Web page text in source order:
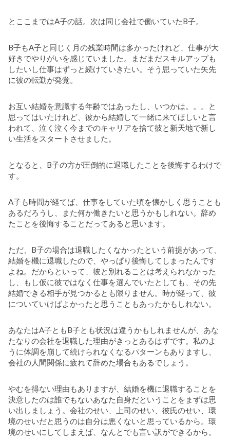
とここまではA子の話。次は同じ会社で働いていたB子。
B子もA子と同じく月の残業時間は多かったけれど、仕事が大
好きでやりがいを感じていました。まだまだスキルアップも
したいし仕事はずっと続けていきたい。そう思っていた矢先
に彼の転勤が発覚。
お互い結婚を意識する年齢ではあったし、いつかは。。。と
思ってはいたけれど、彼から結婚して一緒に来てほしいと言
われて、泣く泣く今までのキャリアを捨て彼と新天地で新し
い生活をスタートさせました。
となると、B子の方が圧倒的に退職したことを後悔するわけで
す。
A子も時間が経てば、仕事をしていた頃を懐かしく思うことも
あるだろうし、また何か働きたいと思うかもしれない。辞め
たことを後悔することだってあると思います。
ただ、B子の場合は退職したくなかったという前提があって、
結婚を機に退職したので、やっぱり後悔してしまったんです
よね。だからといって、彼と別れることは考えられなかった
し、もし仮に彼ではなく仕事を選んでいたとしても、その先
結婚できる相手が見つかるとも限りません。時が経って、彼
についていけばよかったと思うこともあったかもしれない。
あなたはA子ともB子とも状況は違うかもしれませんが、あな
たなりの会社を退職した理由がきっとあるはずです。私のよ
うに体調を崩して続けられなくなるパターンもありますし、
会社の人間関係に疲れて辞めた場合もあるでしょう。
やむを得ない理由もありますが、結婚を機に退職することを
決意したのは誰でもないあなた自身だということをまずは思
い出しましょう。会社のせい、上司のせい、彼氏のせい、環
境のせいだと思うのは自分は悪くないと思っているから。環
境のせいにしてしまえば、なんとでも言い訳ができるから。